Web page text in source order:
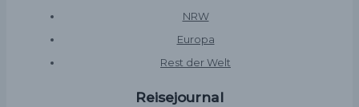
NRW
Europa
Rest der Welt
Reisejournal